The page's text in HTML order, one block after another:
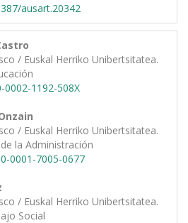
ausart.20342
/ Euskal Herriko Unibertsitatea.
1192-508X
/ Euskal Herriko Unibertsitatea.
la Administración
0001-7005-0677
/ Euskal Herriko Unibertsitatea.
Social